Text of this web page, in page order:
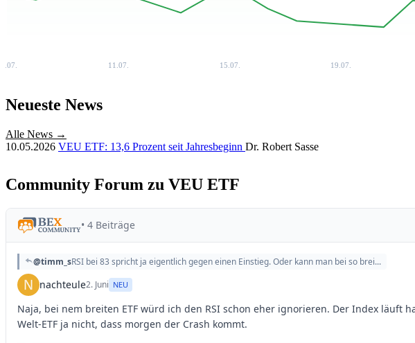
11.07. 15.07. 19.07.
Neueste News
Alle News →
10.05.2026 VEU ETF: 13,6 Prozent seit Jahresbeginn Dr. Robert Sasse
Community Forum zu VEU ETF